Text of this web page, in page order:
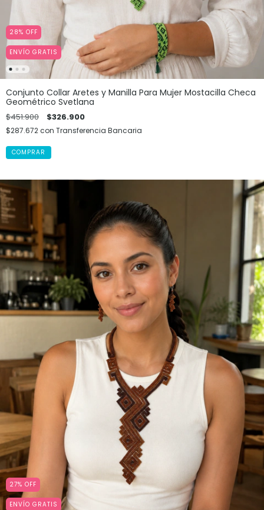
28% OFF
ENVÍO GRATIS
Conjunto Collar Aretes y Manilla Para Mujer Mostacilla Checa
Geométrico Svetlana
$451.900 $326.900
$287.672con Transferencia Bancaria
COMPRAR
27% OFF
ENVÍO GRATIS